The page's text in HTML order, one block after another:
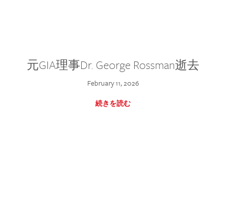
元GIA理事Dr. George Rossman逝去
February 11, 2026
続きを読む